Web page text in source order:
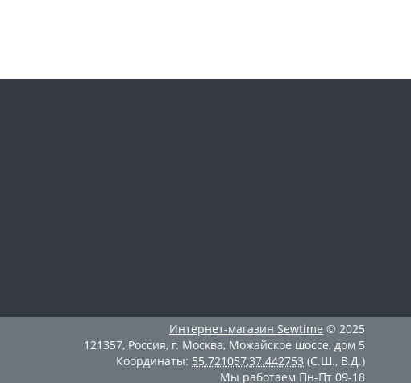
Интернет-магазин Sewtime © 2025
121357, Россия, г. Москва, Можайское шоссе, дом 5
Координаты: 55.721057,37.442753 (С.Ш., В.Д.)
Мы работаем Пн-Пт 09-18